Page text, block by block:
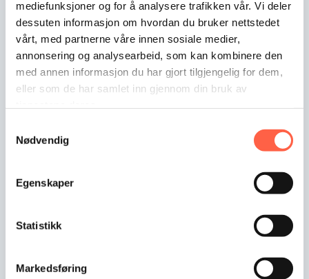
mediefunksjoner og for å analysere trafikken vår. Vi deler
dessuten informasjon om hvordan du bruker nettstedet
vårt, med partnerne våre innen sosiale medier,
annonsering og analysearbeid, som kan kombinere den
med annen informasjon du har gjort tilgjengelig for dem,
eller som de har samlet inn gjennom din bruk av
Nødvendig
Egenskaper
Statistikk
Markedsføring
Heras Støttestag for Ballastblokk. Art.nr: GA-
å hindre at gjerder velter og at det oppstår farlige